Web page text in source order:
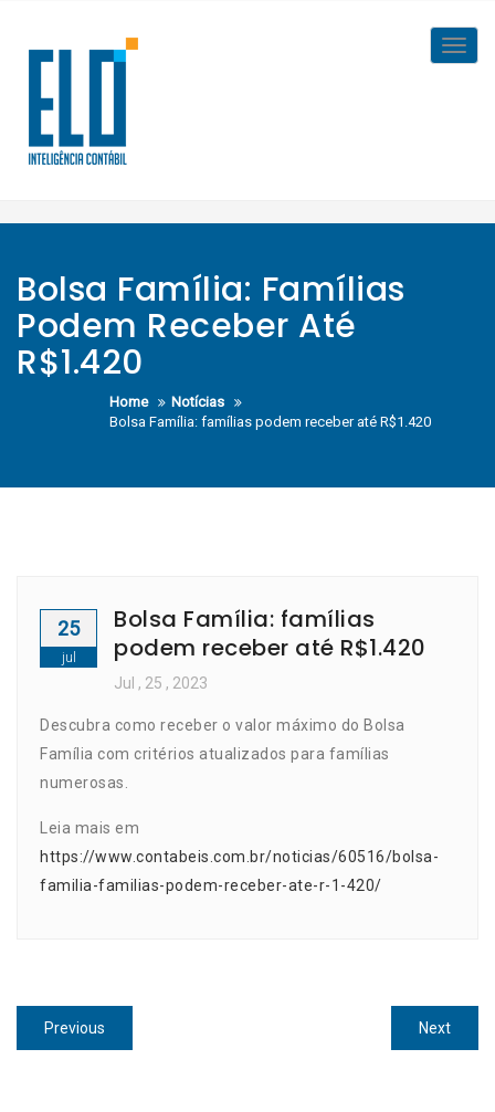
content
Bolsa Família: Famílias
Podem Receber Até
R$1.420
Home
Notícias
Bolsa Família: famílias podem receber até R$1.420
25
jul
Bolsa Família: famílias
podem receber até R$1.420
Jul , 25 , 2023
Descubra como receber o valor máximo do Bolsa
Família com critérios atualizados para famílias
numerosas.
Leia mais em
https://www.contabeis.com.br/noticias/60516/bolsa-
familia-familias-podem-receber-ate-r-1-420/
Navegação
de
Previous
post:
NextNext
post: